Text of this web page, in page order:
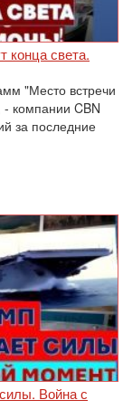
конца света.
"Место встречи
компании CBN
за последние
Война с